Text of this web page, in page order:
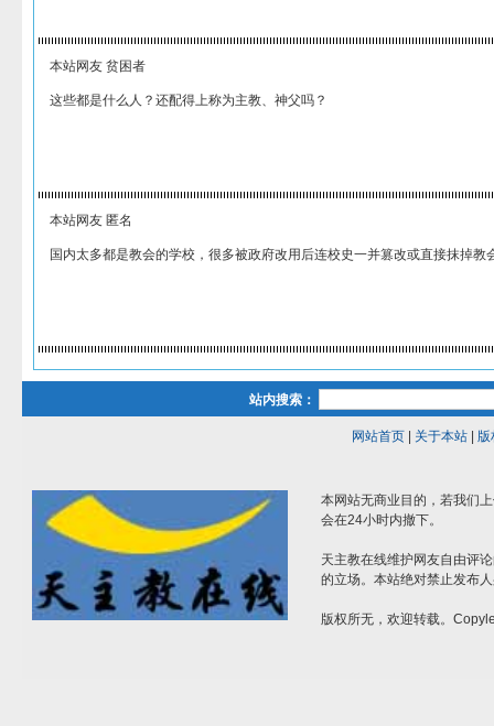
本站网友 贫困者
这些都是什么人？还配得上称为主教、神父吗？
本站网友 匿名
国内太多都是教会的学校，很多被政府改用后连校史一并篡改或直接抹掉教
站内搜索：
网站首页| 关于本站| 版
本网站无商业目的，若我们
会在24小时内撤下。
天主教在线维护网友自由评
的立场。本站绝对禁止发布
版权所无，欢迎转载。